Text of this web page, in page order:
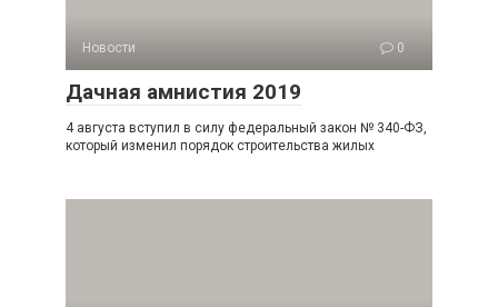
Новости 0
Дачная амнистия 2019
4 августа вступил в силу федеральный закон № 340-ФЗ,
который изменил порядок строительства жилых